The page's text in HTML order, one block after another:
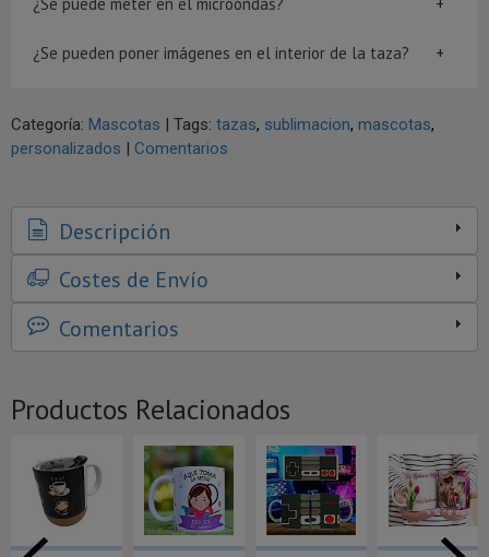
¿Se pueden poner imágenes en el interior de la taza?
Categoría: Mascotas | Tags: tazas sublimacion mascotas
personalizados | Comentarios
Descripción
Costes de Envío
Comentarios
Productos Relacionados